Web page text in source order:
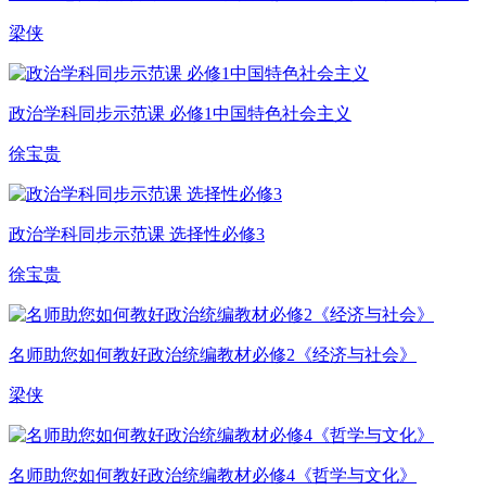
梁侠
政治学科同步示范课 必修1中国特色社会主义
徐宝贵
政治学科同步示范课 选择性必修3
徐宝贵
名师助您如何教好政治统编教材必修2《经济与社会》
梁侠
名师助您如何教好政治统编教材必修4《哲学与文化》